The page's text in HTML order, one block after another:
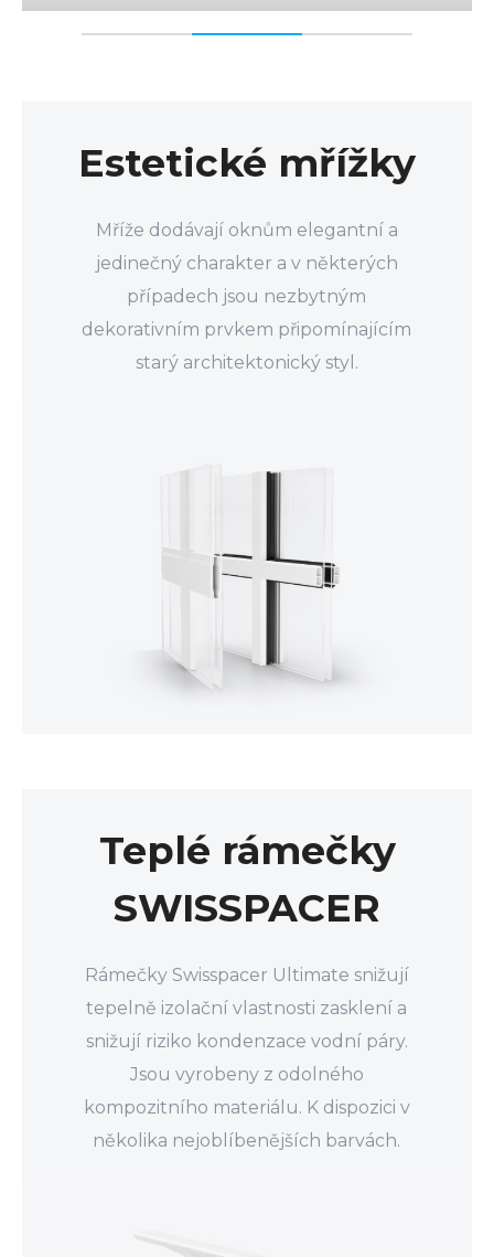
Estetické mřížky
Mříže dodávají oknům elegantní a
jedinečný charakter a v některých
případech jsou nezbytným
dekorativním prvkem připomínajícím
starý architektonický styl.
Teplé rámečky
SWISSPACER
Rámečky Swisspacer Ultimate snižují
tepelně izolační vlastnosti zasklení a
snižují riziko kondenzace vodní páry.
Jsou vyrobeny z odolného
kompozitního materiálu. K dispozici v
několika nejoblíbenějších barvách.